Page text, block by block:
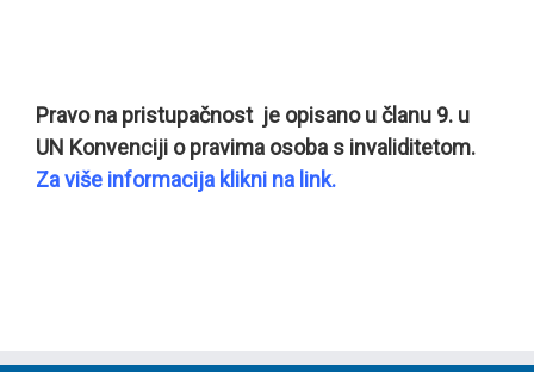
Pravo na pristupačnost je opisano u članu 9. u
UN Konvenciji o pravima osoba s invaliditetom.
Za više informacija klikni na link.